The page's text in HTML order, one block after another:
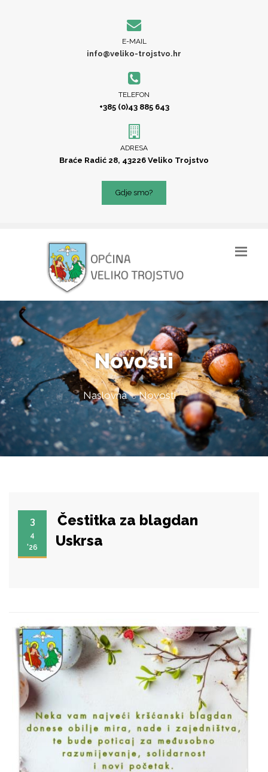
E-MAIL
info@veliko-trojstvo.hr
TELEFON
+385 (0)43 885 643
ADRESA
Braće Radić 28, 43226 Veliko Trojstvo
Gdje smo?
Novosti
Naslovna Novosti
3
4
'26
Čestitka za blagdan
Uskrsa